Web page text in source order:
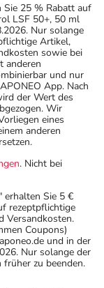
Sie 25 % Rabatt auf
LSF 50+, 50 ml
Nur solange
Artikel,
sowie bei
anderen
und nur
App. Nach
der Wert des
Wir
eines
anderen
. Nicht bei
erhalten Sie 5 €
rezeptpflichtige
Versandkosten.
Coupons)
und in der
Nur solange der
zu beenden.